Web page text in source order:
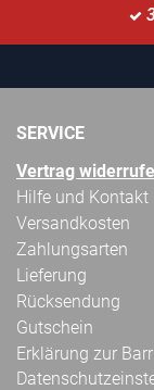
SERVICE
Vertrag
Hilfe und Kontakt
Versandkosten
Zahlungsarten
Lieferung
Rücksendung
Gutschein
Erklärung zur